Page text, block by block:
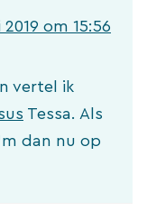
om 15:56
vertel ik
Tessa. Als
dan nu op